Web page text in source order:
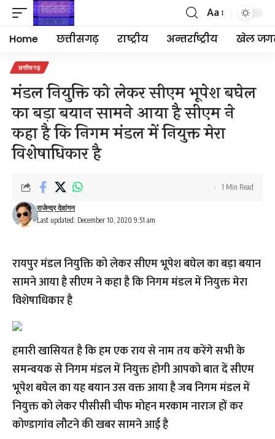
Font
Resizer
Aa
Home छत्तीसगढ़ राष्ट्रीय अन्तर्राष्ट्रीय खेल
छत्तीसगढ़
मंडल नियुक्ति को लेकर सीएम भूपेश बघेल
का बड़ा बयान सामने आया है सीएम ने
कहा है कि निगम मंडल में नियुक्त मेरा
विशेषाधिकार है
Last updated: December 10, 2020 9:51 am
राजेन्द्र देवांगन
1 Min Read
रायपुर मंडल नियुक्ति को लेकर सीएम भूपेश बघेल का बड़ा बयान
सामने आया है सीएम ने कहा है कि निगम मंडल में नियुक्त मेरा
विशेषाधिकार है
हमारी खासियत है कि हम एक राय से नाम तय करेंगे सभी के
समन्वयक से निगम मंडल में नियुक्त होगी आपको बात दें सीएम
भूपेश बघेल का यह बयान उस वक्त आया है जब निगम मंडल में
नियुक्त को लेकर पीसीसी चीफ मोहन मरकाम नाराज हों कर
कोण्डागांव लौटने की खबर सामने आई है